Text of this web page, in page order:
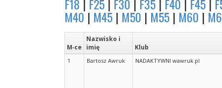
F18 | F25 | F30 | F35 | F40 | F45 |
M40| M45 | M50 | M55 | M60 |
M‑ce
Nazwisko i
imię
Klub
1 Bartosz Awruk NADAKTYWNI wawruk.pl